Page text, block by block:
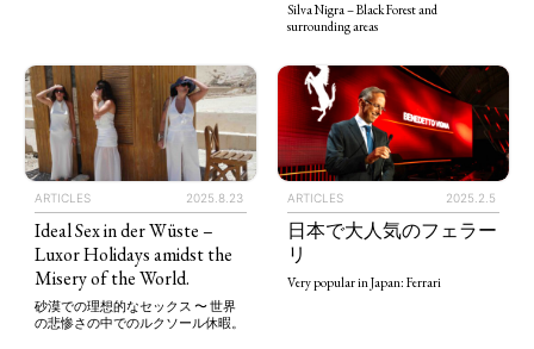
Silva Nigra – Black Forest and
surrounding areas
ARTICLES 2025.8.23
Ideal Sex in der Wüste –
Luxor Holidays amidst the
Misery of the World.
砂漠での理想的なセックス 〜 世界
の悲惨さの中でのルクソール休暇。
ARTICLES 2025.2.5
日本で大人気のフェラー
リ
Very popular in Japan: Ferrari